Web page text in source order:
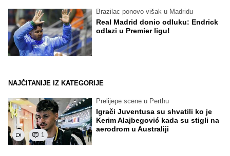
Brazilac ponovo višak u Madridu
Real Madrid donio odluku: Endrick
odlazi u Premier ligu!
NAJČITANIJE IZ KATEGORIJE
1
Prelijepe scene u Perthu
Igrači Juventusa su shvatili ko je
Kerim Alajbegović kada su stigli na
aerodrom u Australiji